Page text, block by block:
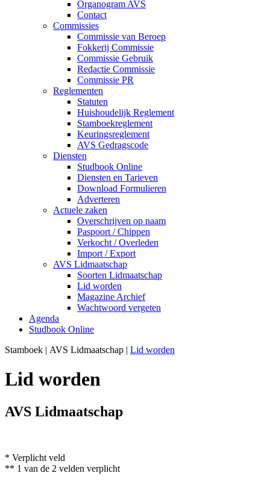
Organogram AVS
Contact
Commissies
Commissie van Beroep
Fokkerij Commissie
Commissie Gebruik
Redactie Commissie
Commissie PR
Reglementen
Statuten
Huishoudelijk Reglement
Stamboekreglement
Keuringsreglement
AVS Gedragscode
Diensten
Studbook Online
Diensten en Tarieven
Download Formulieren
Adverteren
Actuele zaken
Overschrijven op naam
Paspoort / Chippen
Verkocht / Overleden
Import / Export
AVS Lidmaatschap
Soorten Lidmaatschap
Lid worden
Magazine Archief
Wachtwoord vergeten
Agenda
Studbook Online
Stamboek | AVS Lidmaatschap | Lid worden
Lid worden
AVS Lidmaatschap
* Verplicht veld
** 1 van de 2 velden verplicht